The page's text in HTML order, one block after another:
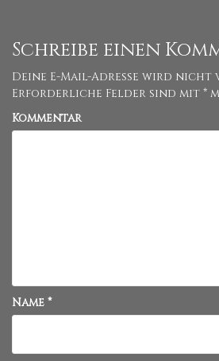
Schreibe einen
Deine E-Mail-Adresse wird
Erforderliche Felder sind mit *
Kommentar
Name *